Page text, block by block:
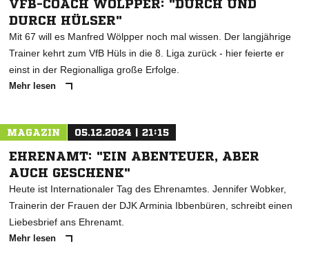
VFB-COACH WÖLPPER: "DURCH UND
DURCH HÜLSER"
Mit 67 will es Manfred Wölpper noch mal wissen. Der langjährige
Trainer kehrt zum VfB Hüls in die 8. Liga zurück - hier feierte er
einst in der Regionalliga große Erfolge.
Mehr lesen
MAGAZIN 05.12.2024 | 21:15
EHRENAMT: "EIN ABENTEUER, ABER
AUCH GESCHENK"
Heute ist Internationaler Tag des Ehrenamtes. Jennifer Wobker,
Trainerin der Frauen der DJK Arminia Ibbenbüren, schreibt einen
Liebesbrief ans Ehrenamt.
Mehr lesen